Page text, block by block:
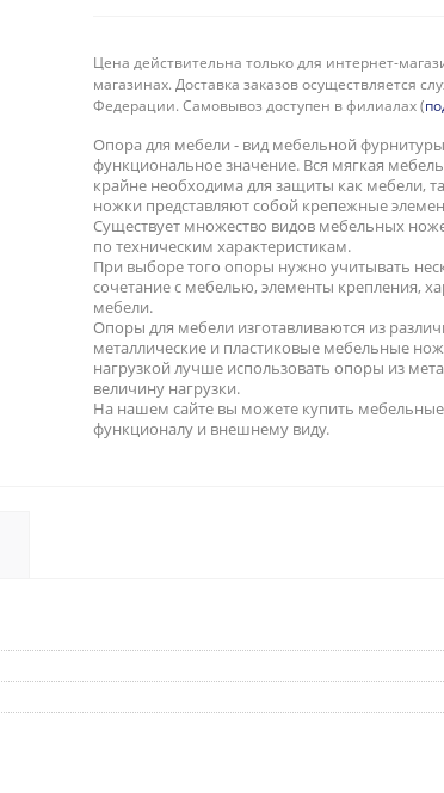
Цена действительна только для интернет-
магазинах. Доставка заказов осуществляется
Федерации. Самовывоз доступен в филиалах (
Опора для мебели - вид мебельной
функциональное значение. Вся мягкая
крайне необходима для защиты как мебели,
ножки представляют собой крепежные
Существует множество видов мебельных
по техническим характеристикам.
При выборе того опоры нужно учитывать
сочетание с мебелью, элементы крепления,
мебели.
Опоры для мебели изготавливаются из
металлические и пластиковые мебельные
нагрузкой лучше использовать опоры из
величину нагрузки.
На нашем сайте вы можете купить
функционалу и внешнему виду.